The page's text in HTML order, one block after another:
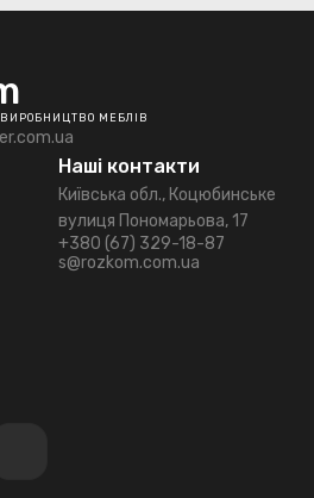
МЕБЛІВ
Наші контакти
Київська обл., Коцюбинське
вулиця Пономарьова, 17
+380 (67) 329-18-87
s@rozkom.com.ua